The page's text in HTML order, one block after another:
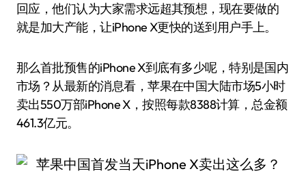
回应，他们认为大家需求远超其预想，现在要做的
就是加大产能，让iPhone X更快的送到用户手上。
那么首批预售的iPhone X到底有多少呢，特别是国内
市场？从最新的消息看，苹果在中国大陆市场5小时
卖出550万部iPhone X，按照每款8388计算，总金额
461.3亿元。